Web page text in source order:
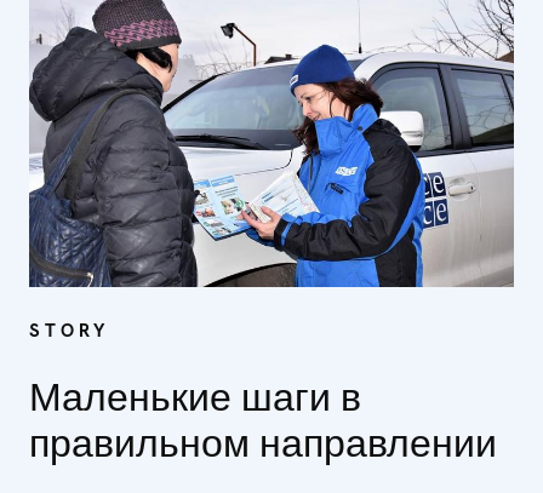
STORY
Маленькие шаги в
правильном направлении